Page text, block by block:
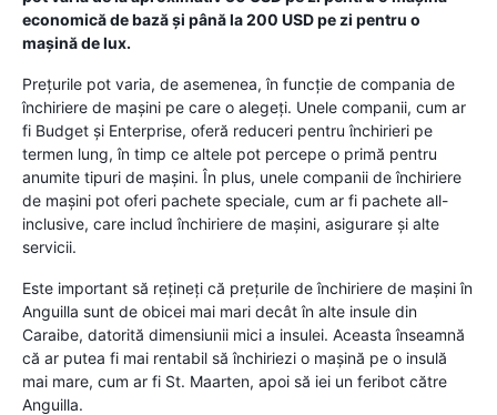
economică de bază și până la 200 USD pe zi pentru o
mașină de lux.
Prețurile pot varia, de asemenea, în funcție de compania de
închiriere de mașini pe care o alegeți. Unele companii, cum ar
fi Budget și Enterprise, oferă reduceri pentru închirieri pe
termen lung, în timp ce altele pot percepe o primă pentru
anumite tipuri de mașini. În plus, unele companii de închiriere
de mașini pot oferi pachete speciale, cum ar fi pachete all-
inclusive, care includ închiriere de mașini, asigurare și alte
servicii.
Este important să rețineți că prețurile de închiriere de mașini în
Anguilla sunt de obicei mai mari decât în ​​alte insule din
Caraibe, datorită dimensiunii mici a insulei. Aceasta înseamnă
că ar putea fi mai rentabil să închiriezi o mașină pe o insulă
mai mare, cum ar fi St. Maarten, apoi să iei un feribot către
Anguilla.